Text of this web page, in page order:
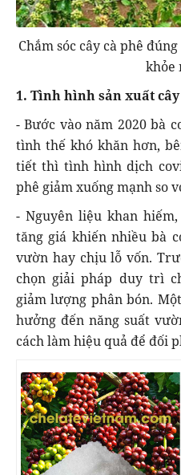
Chắm sóc cây cà phê
khỏe
1. Tình hình sản xuất cây
- Bước vào năm 2020 bà
tình thế khó khăn hơn,
tiết thì tình hình dịch
phê giảm xuống mạnh so
- Nguyên liệu khan
tăng giá khiến nhiều bà
vườn hay chịu lỗ vốn.
chọn giải pháp duy trì
giảm lượng phân bón.
hưởng đến năng suất
cách làm hiệu quả để đối